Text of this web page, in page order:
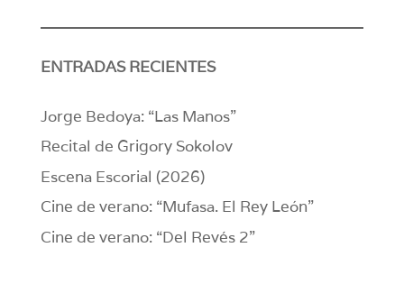
ENTRADAS RECIENTES
Jorge Bedoya: “Las Manos”
Recital de Grigory Sokolov
Escena Escorial (2026)
Cine de verano: “Mufasa. El Rey León”
Cine de verano: “Del Revés 2”